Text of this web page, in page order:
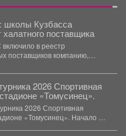
Кузбасса
халатного поставщика
в реестр
поставщиков компанию,
2026 Спортивная
«Томусинец».
2026 Спортивная
«Томусинец». Начало в